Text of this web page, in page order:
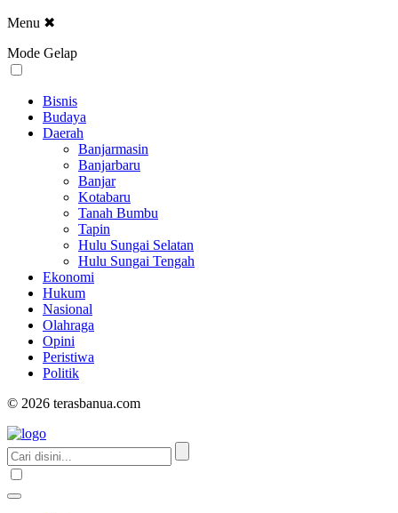
Menu ✖
Mode Gelap
Bisnis
Budaya
Daerah
Banjarmasin
Banjarbaru
Banjar
Kotabaru
Tanah Bumbu
Tapin
Hulu Sungai Selatan
Hulu Sungai Tengah
Ekonomi
Hukum
Nasional
Olahraga
Opini
Peristiwa
Politik
© 2026 terasbanua.com